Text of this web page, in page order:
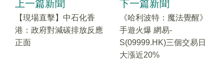
上一篇新聞
【現場直擊】中石化香
港：政府對減碳排放反應
正面
下一篇新聞
《哈利波特：魔法覺醒》
手遊火爆 網易-
S(09999.HK)三個交易日
大漲近20%